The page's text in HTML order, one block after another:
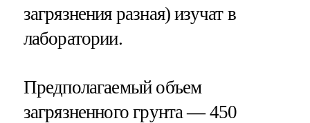
загрязнения разная) изучат в
лаборатории.
Предполагаемый объем
загрязненного грунта — 450